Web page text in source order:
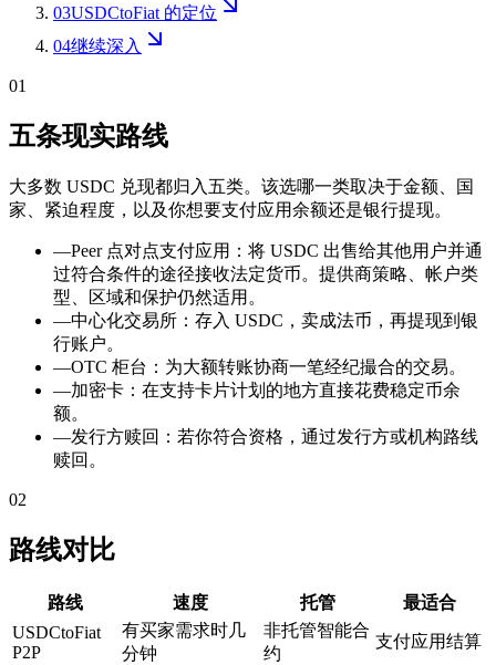
03USDCtoFiat 的定位
04继续深入
01
五条现实路线
大多数 USDC 兑现都归入五类。该选哪一类取决于金额、国
家、紧迫程度，以及你想要支付应用余额还是银行提现。
—Peer 点对点支付应用：将 USDC 出售给其他用户并通
过符合条件的途径接收法定货币。提供商策略、帐户类
型、区域和保护仍然适用。
—中心化交易所：存入 USDC，卖成法币，再提现到银
行账户。
—OTC 柜台：为大额转账协商一笔经纪撮合的交易。
—加密卡：在支持卡片计划的地方直接花费稳定币余
额。
—发行方赎回：若你符合资格，通过发行方或机构路线
赎回。
02
路线对比
路线 速度 托管
最适合
USDCtoFiat
P2P
有买家需求时几
分钟
非托管智能合
约
支付应用结算